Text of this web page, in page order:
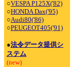
○VESPA P125X('82)
○HONDA Dax('95)
○Audi80('86)
○PEUGEOT405('91)
●法令データ提供シ
ステム
(new)